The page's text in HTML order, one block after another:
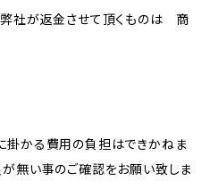
弊社が返金させて頂くものは 商
掛かる費用の負担はできかねま
が無い事のご確認をお願い致しま